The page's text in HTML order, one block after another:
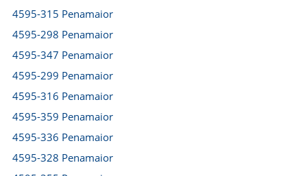
4595-315 Penamaior
4595-298 Penamaior
4595-347 Penamaior
4595-299 Penamaior
4595-316 Penamaior
4595-359 Penamaior
4595-336 Penamaior
4595-328 Penamaior